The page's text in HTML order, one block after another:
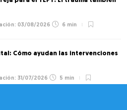
03/08/2026 6 min
Cómo ayudan las intervenciones
31/07/2026 5 min